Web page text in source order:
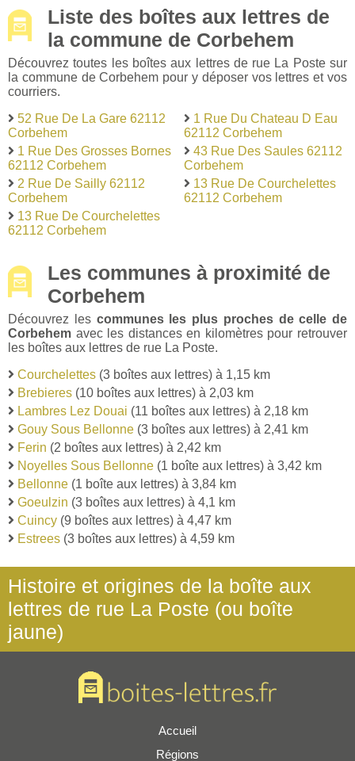
Liste des boîtes aux lettres de
la commune de Corbehem
Découvrez toutes les boîtes aux lettres de rue La Poste sur
la commune de Corbehem pour y déposer vos lettres et vos
courriers.
52 Rue De La Gare 62112
Corbehem
1 Rue Des Grosses Bornes
62112 Corbehem
2 Rue De Sailly 62112
Corbehem
13 Rue De Courchelettes
62112 Corbehem
1 Rue Du Chateau D Eau
62112 Corbehem
43 Rue Des Saules 62112
Corbehem
13 Rue De Courchelettes
62112 Corbehem
Les communes à proximité de
Corbehem
Découvrez les communes les plus proches de celle de
Corbehem avec les distances en kilomètres pour retrouver
les boîtes aux lettres de rue La Poste.
Courchelettes (3 boîtes aux lettres) à 1,15 km
Brebieres (10 boîtes aux lettres) à 2,03 km
Lambres Lez Douai (11 boîtes aux lettres) à 2,18 km
Gouy Sous Bellonne (3 boîtes aux lettres) à 2,41 km
Ferin (2 boîtes aux lettres) à 2,42 km
Noyelles Sous Bellonne (1 boîte aux lettres) à 3,42 km
Bellonne (1 boîte aux lettres) à 3,84 km
Goeulzin (3 boîtes aux lettres) à 4,1 km
Cuincy (9 boîtes aux lettres) à 4,47 km
Estrees (3 boîtes aux lettres) à 4,59 km
Histoire et origines de la boîte aux
lettres de rue La Poste (ou boîte
jaune)
Accueil
Régions